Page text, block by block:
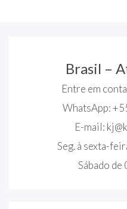
Brasil –
Entre em
WhatsApp:
E-mail:
Seg. à sexta-
Sábado